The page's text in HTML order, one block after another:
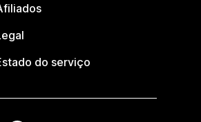
do serviço